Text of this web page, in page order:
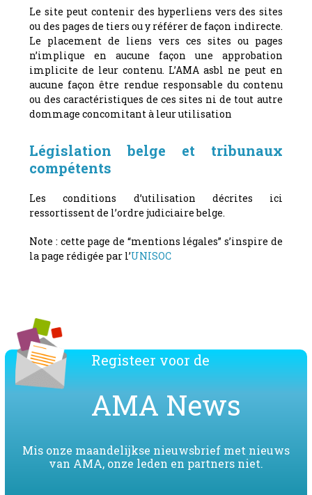
Le site peut contenir des hyperliens vers des sites
ou des pages de tiers ou y référer de façon indirecte.
Le placement de liens vers ces sites ou pages
n’implique en aucune façon une approbation
implicite de leur contenu. L’AMA asbl ne peut en
aucune façon être rendue responsable du contenu
ou des caractéristiques de ces sites ni de tout autre
dommage concomitant à leur utilisation
Législation belge et tribunaux
compétents
Les conditions d’utilisation décrites ici
ressortissent de l’ordre judiciaire belge.
Note : cette page de “mentions légales” s’inspire de
la page rédigée par l’UNISOC
Registeer voor de
AMA News
Mis onze maandelijkse nieuwsbrief met nieuws
van AMA, onze leden en partners niet.